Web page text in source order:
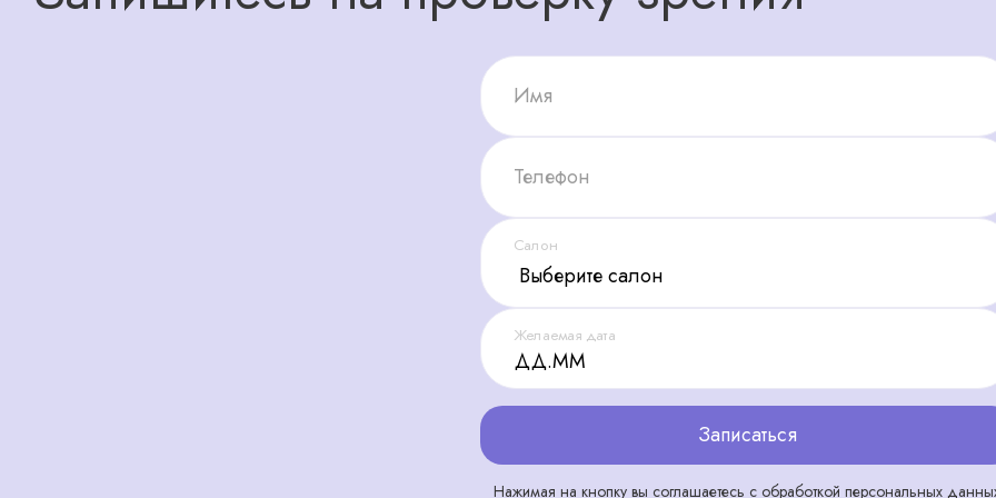
Имя
Телефон
Салон
Желаемая дата
Записаться
Нажимая на кнопку вы соглашаетесь с обработкой персональных